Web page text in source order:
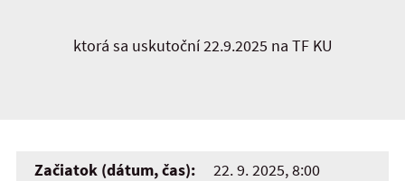
ktorá sa uskutoční 22.9.2025 na TF KU
Začiatok (dátum, čas):
22. 9. 2025, 8:00